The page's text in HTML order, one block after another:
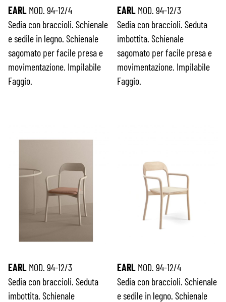
EARL MOD. 94-12/4
Sedia con braccioli. Schienale
e sedile in legno. Schienale
sagomato per facile presa e
movimentazione. Impilabile
Faggio.
EARL MOD. 94-12/3
Sedia con braccioli. Seduta
imbottita. Schienale
sagomato per facile presa e
movimentazione. Impilabile
Faggio.
EARL MOD. 94-12/3
Sedia con braccioli. Seduta
imbottita. Schienale
EARL MOD. 94-12/4
Sedia con braccioli. Schienale
e sedile in legno. Schienale